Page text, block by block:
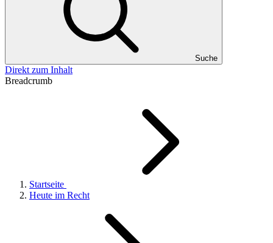
Suche
Direkt zum Inhalt
Breadcrumb
Startseite
Heute im Recht